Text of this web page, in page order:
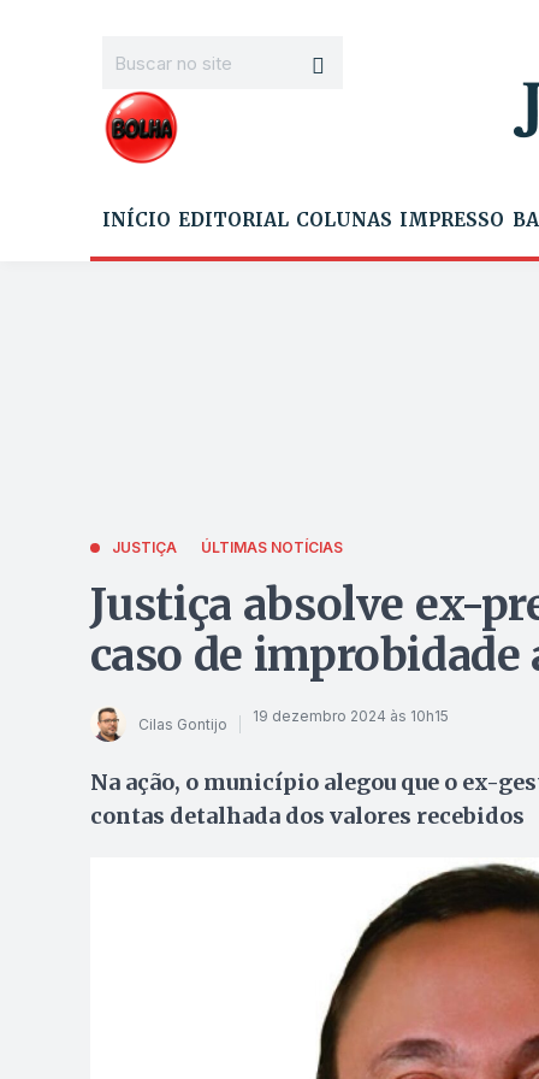
INÍCIO EDITORIAL COLUNAS IMPRESSO
JUSTIÇA ÚLTIMAS NOTÍCIAS
Justiça absolve ex-
caso de
Cilas Gontijo 19 dezembro 2024 às 10h15
Na ação, o município alegou que o ex-
contas detalhada dos valores recebidos